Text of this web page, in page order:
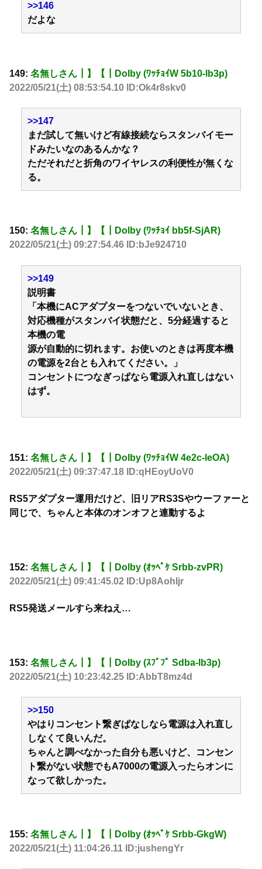
>>146
だよな
149: 名無しさん┃】【┃Dolby (ﾜｯﾁｮｲW 5b10-lb3p)
2022/05/21(土) 08:53:54.10 ID:Ok4r8skv0
>>147
まだ試して無いけど有線接続ならスタンバイモー
ドみたいなのあるんかな？
ただそれだと折角のワイヤレスの利便性が無くな
る。
150: 名無しさん┃】【┃Dolby (ﾜｯﾁｮｲ bb5f-SjAR)
2022/05/21(土) 09:27:54.46 ID:bJe924710
>>149
説明書
「本機にACアダプターをつないでいないとき、
対応機種がスタンバイ状態だと、5分経過すると
本機の電
源が自動的に切れます。お使いのときは再度本機
の電源を2台とも入れてください。」
コンセントにつなぎっぱなら電源入れ直しはない
はず。
151: 名無しさん┃】【┃Dolby (ﾜｯﾁｮｲW 4e2c-leOA)
2022/05/21(土) 09:37:47.18 ID:qHEoyUoV0
RS5アダプター運用だけど、旧リアRS3Sやウーファーと
同じで、ちゃんと本体のオンオフと連動するよ
152: 名無しさん┃】【┃Dolby (ｵｯﾍﾟｹ Srbb-zvPR)
2022/05/21(土) 09:41:45.02 ID:Up8AohIjr
RS5発送メールすら来ねえ…
153: 名無しさん┃】【┃Dolby (ｽﾌﾟﾌﾟ Sdba-lb3p)
2022/05/21(土) 10:23:42.25 ID:AbbT8mz4d
>>150
やはりコンセント繋ぎぱなしなら電源は入れ直し
しなくて良いんだ。
ちゃんと調べなかった自分も悪いけど、コンセン
ト繋がない状態でもA7000の電源入ったらオンに
なって欲しかった。
155: 名無しさん┃】【┃Dolby (ｵｯﾍﾟｹ Srbb-GkgW)
2022/05/21(土) 11:04:26.11 ID:jushengYr